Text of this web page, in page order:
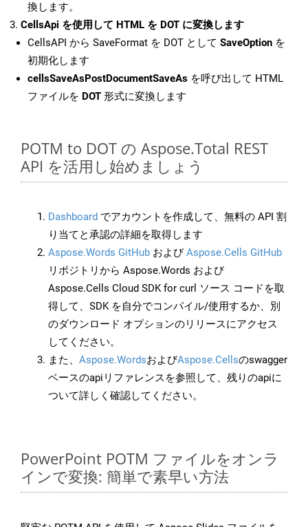
換します。
CellsApi を使用して HTML を DOT に変換します
CellsAPI から SaveFormat を DOT として SaveOption を
初期化します
cellsSaveAsPostDocumentSaveAs を呼び出して HTML
ファイルを DOT 形式に変換します
POTM to DOT の Aspose.Total REST
API を活用し始めましょう
Dashboard でアカウントを作成して、無料の API 割
り当てと承認の詳細を取得します
Aspose.Words GitHub およびAspose.Cells GitHub
リポジトリから Aspose.Words および
Aspose.Cells Cloud SDK for curl ソース コードを取
得して、SDK を自分でコンパイル/使用するか、別
のダウンロード オプションのリリースにアクセス
してください。
また、 Aspose.WordsおよびAspose.Cellsのswagger
ベースのapiリファレンスを参照して、残りのapiに
ついて詳しく確認してください。
PowerPoint POTM ファイルをオンラ
インで変換: 簡単で素早い方法